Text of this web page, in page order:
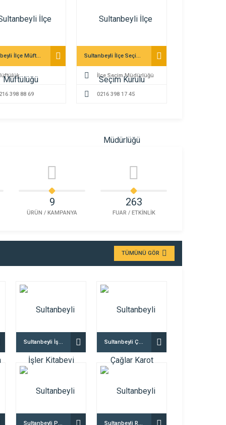
Sultanbeyli İlçe Müftülüğü
398 88 69
Sultanbeyli İlçe Seçim Kurulu Müdürlüğü
İlçe Seçim Müdürlüğü
0216 398 17 45
9
ÜRÜN / KAMPANYA
263
FUAR / ETKİNLİK
TÜMÜNÜ GÖR
Sultanbeyli İşler Kitabevi Sultanbeyli Çağlar Karot
Sultanbeyli Petlas Lastik Bayisi – Mert Otomotiv Sultanbeyli Rüya Kuyumculuk